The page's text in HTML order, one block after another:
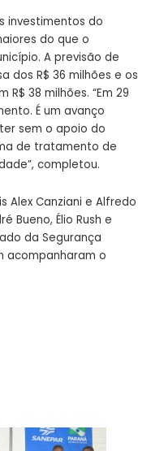
investimentos do
do que o
A previsão de
dos R$ 36 milhões e os
38 milhões. “Em 29
É um avanço
sem o apoio do
de tratamento de
completou.
Alex Canziani e Alfredo
Bueno, Élio Rush e
da Segurança
acompanharam o